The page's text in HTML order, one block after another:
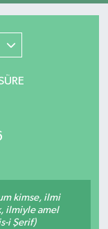
kimse, ilmi
ilmiyle amel
i Şerif)